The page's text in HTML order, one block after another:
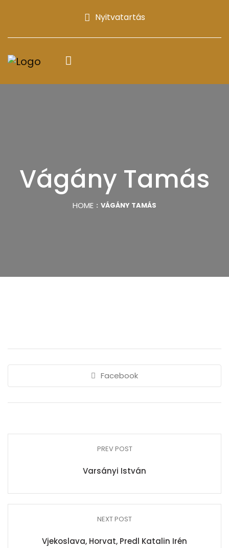
Nyitvatartás
Vágány Tamás
HOME VÁGÁNY TAMÁS
Facebook
PREV POST
Varsányi István
NEXT POST
Vjekoslava, Horvat, Predl Katalin Irén